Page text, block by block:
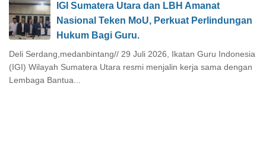
IGI Sumatera Utara dan LBH Amanat
Nasional Teken MoU, Perkuat Perlindungan
Hukum Bagi Guru.
Deli Serdang,medanbintang// 29 Juli 2026, Ikatan Guru Indonesia
(IGI) Wilayah Sumatera Utara resmi menjalin kerja sama dengan
Lembaga Bantua...